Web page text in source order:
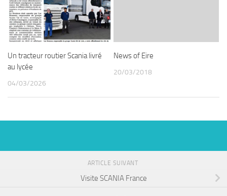
Un tracteur routier Scania livré
au lycée
04/03/2026
News of Eire
20/03/2018
ARTICLE SUIVANT
Visite SCANIA France